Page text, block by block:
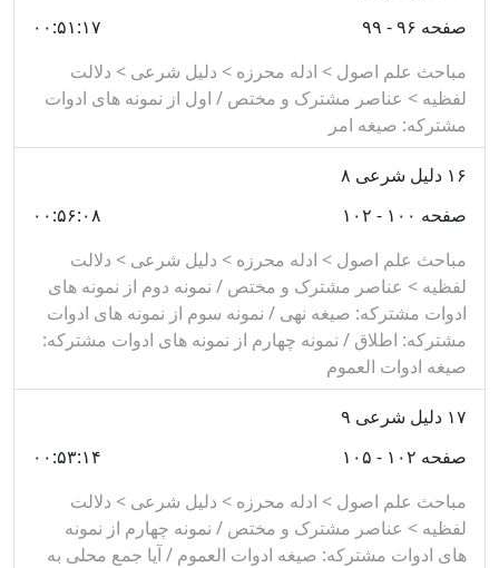
صفحه ۹۶ - ۹۹
۰۰:۵۱:۱۷
مباحث علم اصول > ادله محرزه > دلیل شرعی > دلالت
لفظیه > عناصر مشترک و مختص / اول از نمونه های ادوات
مشترکه: صیغه امر
۱۶ دلیل شرعی ۸
صفحه ۱۰۰ - ۱۰۲
۰۰:۵۶:۰۸
مباحث علم اصول > ادله محرزه > دلیل شرعی > دلالت
لفظیه > عناصر مشترک و مختص / نمونه دوم از نمونه های
ادوات مشترکه: صیغه نهی / نمونه سوم از نمونه های ادوات
مشترکه: اطلاق / نمونه چهارم از نمونه های ادوات مشترکه:
صیغه ادوات العموم
۱۷ دلیل شرعی ۹
صفحه ۱۰۲ - ۱۰۵
۰۰:۵۳:۱۴
مباحث علم اصول > ادله محرزه > دلیل شرعی > دلالت
لفظیه > عناصر مشترک و مختص / نمونه چهارم از نمونه
های ادوات مشترکه: صیغه ادوات العموم / آیا جمع محلی به